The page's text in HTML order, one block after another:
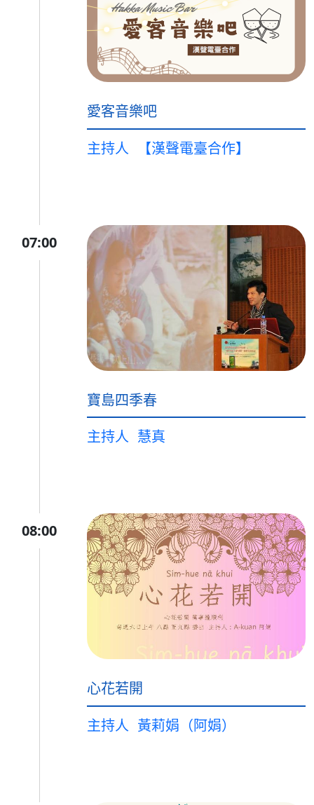
愛客音樂吧
主持人
【漢聲電臺合作】
07:00
寶島四季春
主持人 慧真
08:00
心花若開
主持人 黃莉娟（阿娟）